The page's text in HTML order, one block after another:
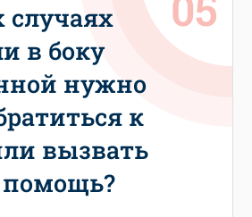
случаях
в боку
нужно
к
вызвать